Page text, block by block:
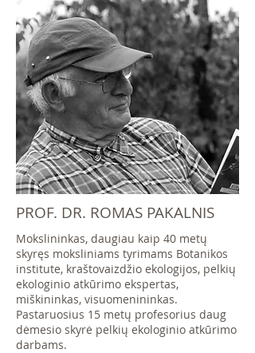
PROF. DR. ROMAS PAKALNIS
Mokslininkas, daugiau kaip 40 metų
skyręs moksliniams tyrimams Botanikos
institute, kraštovaizdžio ekologijos, pelkių
ekologinio atkūrimo ekspertas,
miškininkas, visuomenininkas.
Pastaruosius 15 metų profesorius daug
dėmesio skyrė pelkių ekologinio atkūrimo
darbams.